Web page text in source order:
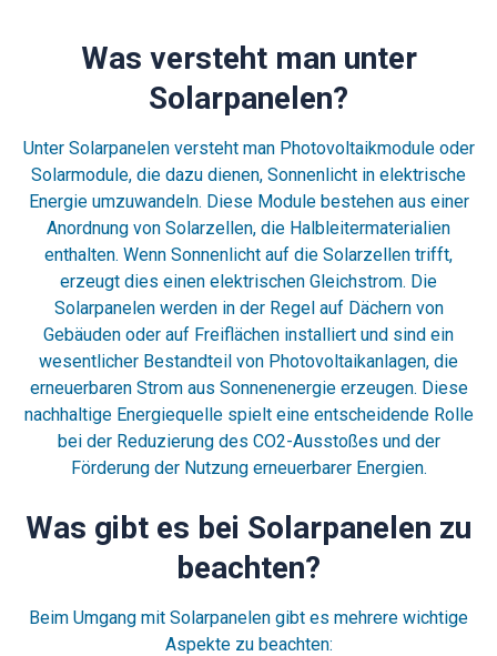
Was versteht man unter
Solarpanelen?
Unter Solarpanelen versteht man Photovoltaikmodule oder
Solarmodule, die dazu dienen, Sonnenlicht in elektrische
Energie umzuwandeln. Diese Module bestehen aus einer
Anordnung von Solarzellen, die Halbleitermaterialien
enthalten. Wenn Sonnenlicht auf die Solarzellen trifft,
erzeugt dies einen elektrischen Gleichstrom. Die
Solarpanelen werden in der Regel auf Dächern von
Gebäuden oder auf Freiflächen installiert und sind ein
wesentlicher Bestandteil von Photovoltaikanlagen, die
erneuerbaren Strom aus Sonnenenergie erzeugen. Diese
nachhaltige Energiequelle spielt eine entscheidende Rolle
bei der Reduzierung des CO2-Ausstoßes und der
Förderung der Nutzung erneuerbarer Energien.
Was gibt es bei Solarpanelen zu
beachten?
Beim Umgang mit Solarpanelen gibt es mehrere wichtige
Aspekte zu beachten: